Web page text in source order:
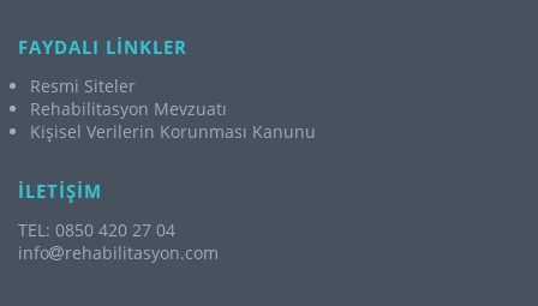
FAYDALI LİNKLER
Resmi Siteler
Rehabilitasyon Mevzuatı
Kişisel Verilerin Korunması Kanunu
İLETİŞİM
TEL: 0850 420 27 04
info
rehabilitasyon.com